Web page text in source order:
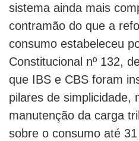
sistema ainda mais
contramão do que a
consumo estabeleceu
Constitucional nº 132,
que IBS e CBS foram
pilares de simplicidade,
manutenção da carga
sobre o consumo até